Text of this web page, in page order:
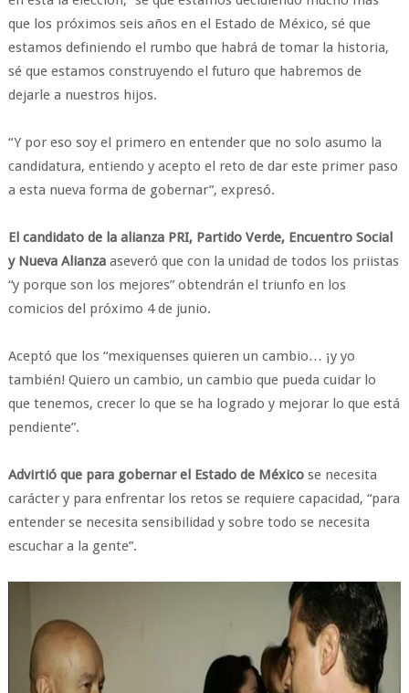
que los próximos seis años en el Estado de México, sé que
estamos definiendo el rumbo que habrá de tomar la historia,
sé que estamos construyendo el futuro que habremos de
dejarle a nuestros hijos.
“Y por eso soy el primero en entender que no solo asumo la
candidatura, entiendo y acepto el reto de dar este primer paso
a esta nueva forma de gobernar”, expresó.
El candidato de la alianza PRI, Partido Verde, Encuentro Social
y Nueva Alianza aseveró que con la unidad de todos los priistas
“y porque son los mejores” obtendrán el triunfo en los
comicios del próximo 4 de junio.
Aceptó que los “mexiquenses quieren un cambio… ¡y yo
también! Quiero un cambio, un cambio que pueda cuidar lo
que tenemos, crecer lo que se ha logrado y mejorar lo que está
pendiente”.
Advirtió que para gobernar el Estado de México se necesita
carácter y para enfrentar los retos se requiere capacidad, “para
entender se necesita sensibilidad y sobre todo se necesita
escuchar a la gente”.